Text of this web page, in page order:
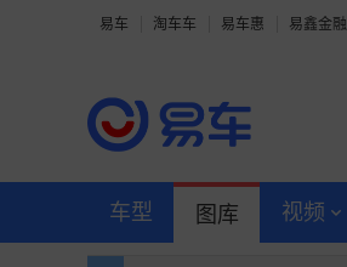
易车 淘车车 易车惠 易鑫金融
车型 图库 视频